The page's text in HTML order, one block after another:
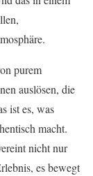
purem
auslösen, die
ist es, was
macht.
nicht nur
es bewegt